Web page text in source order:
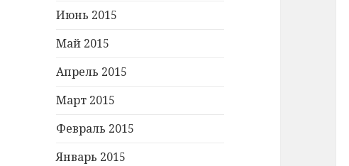
Июнь 2015
Май 2015
Апрель 2015
Март 2015
Февраль 2015
Январь 2015